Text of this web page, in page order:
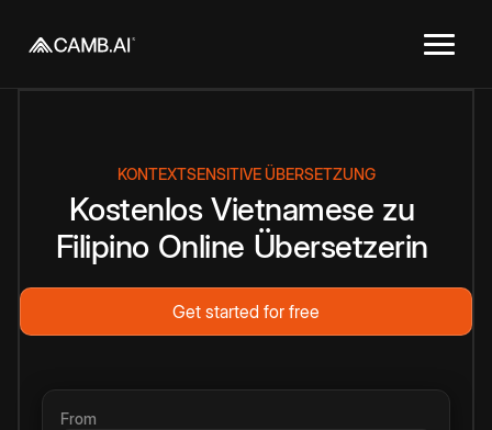
KONTEXTSENSITIVE ÜBERSETZUNG
Kostenlos Vietnamese zu
Filipino Online Übersetzerin
Get started for free
From